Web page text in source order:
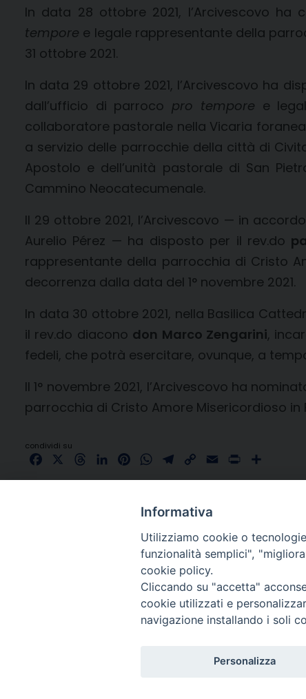
In data 28 ottobre 2021, l’Arcivescovo ha
tempore e legale rappresentante della
31 ottobre 2021.
In data 29 ottobre 2021, l’Arcivescovo ha
dall’ufficio di parroco pro tempore e
collaboratore pastorale nella Vicaria
a servizio delle parrocchie della città di
Apostolo e dell’unità pastorale di San
Cammino Neocatecumenale.
Il 29 ottobre 2021, l’Arcivescovo — in
Aurelio Pérez — ha disposto per il rev.do
rappresentante della parrocchia di Cristo
decorrenza dalla data del 1° novembre 2021.
In data 30 ottobre 2021, nella Basilica
il rev.do diacono don Marco Zengarini,
fedeli, che potrà esercitare, ovunque, a
Il 1° novembre 2021, l’Arcivescovo ha
parrocchia di Cristo Amore Misericordioso in
condividi su
FacebookThreadsLinkedInPinterestWhatsApp
Telegram
Copy Email Print
Informativa
Utilizziamo cookie o
funzionalità semplici",
cookie policy.
Cliccando su "accetta"
cookie utilizzati e
navigazione installando i soli
Personalizza